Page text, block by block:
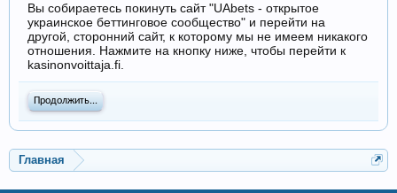
Вы собираетесь покинуть сайт "UAbets - открытое
украинское беттинговое сообщество" и перейти на
другой, сторонний сайт, к которому мы не имеем никакого
отношения. Нажмите на кнопку ниже, чтобы перейти к
kasinonvoittaja.fi.
Продолжить...
Главная